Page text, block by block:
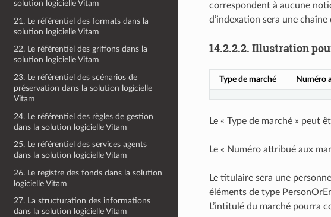
solution logicielle Vitam
21. Le référentiel des formats dans la
solution logicielle Vitam
22. Le référentiel des griffons dans la
solution logicielle Vitam
23. Le référentiel des scénarios de
préservation dans la solution logicielle
Vitam
24. Le référentiel des règles de gestion
dans la solution logicielle Vitam
25. Le référentiel des services agents
dans la solution logicielle Vitam
26. Le registre des fonds dans la solution
logicielle Vitam
27. La structuration des informations
dans la solution logicielle Vitam
correspondent à aucune
d’indexation sera une
14.2.2.2. Illustration
Type de marché Numéro
Le « Type de marché » peut
Le « Numéro attribué aux
Le titulaire sera une
éléments de type
L’intitulé du marché pourra